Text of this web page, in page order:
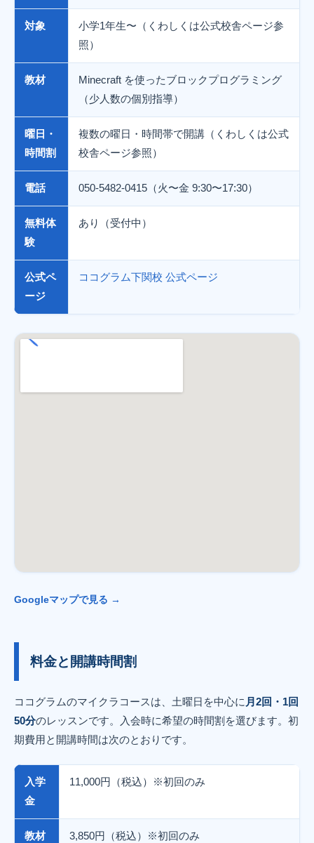
対象
小学1年生〜（くわしくは公式校舎ページ参
照）
教材
Minecraft を使ったブロックプログラミング
（少人数の個別指導）
曜日・
時間割
複数の曜日・時間帯で開講（くわしくは公式
校舎ページ参照）
電話 050-5482-0415（火〜金 9:30〜17:30）
無料体
験
あり（受付中）
公式ペ
ージ
ココグラム下関校 公式ページ
Googleマップで見る →
料金と開講時間割
ココグラムのマイクラコースは、土曜日を中心に 月2回・1回
50分のレッスンです。入会時に希望の時間割を選びます。初
期費用と開講時間は次のとおりです。
入学
金
11,000円（税込）※初回のみ
教材
3,850円（税込）※初回のみ